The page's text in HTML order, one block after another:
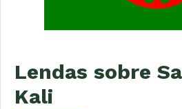
Lendas sobre
Kali